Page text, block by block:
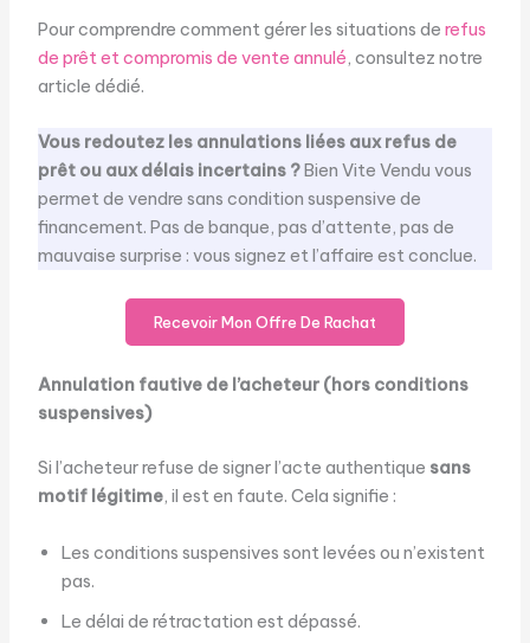
Pour comprendre comment gérer les situations de refus
de prêt et compromis de vente annulé, consultez notre
article dédié.
Vous redoutez les annulations liées aux refus de
prêt ou aux délais incertains ?Bien Vite Vendu vous
permet de vendre sans condition suspensive de
financement. Pas de banque, pas d’attente, pas de
mauvaise surprise : vous signez et l’affaire est conclue.
Recevoir Mon Offre De Rachat
Annulation fautive de l’acheteur (hors conditions
suspensives)
Si l’acheteur refuse de signer l’acte authentique sans
motif légitime, il est en faute. Cela signifie :
Les conditions suspensives sont levées ou n’existent
pas.
Le délai de rétractation est dépassé.